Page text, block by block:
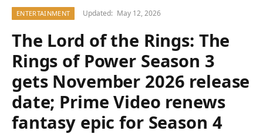
ENTERTAINMENT Updated: May 12, 2026
The Lord of the Rings: The
Rings of Power Season 3
gets November 2026 release
date; Prime Video renews
fantasy epic for Season 4